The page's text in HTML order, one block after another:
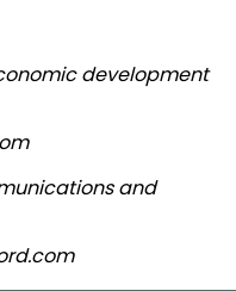
development
and